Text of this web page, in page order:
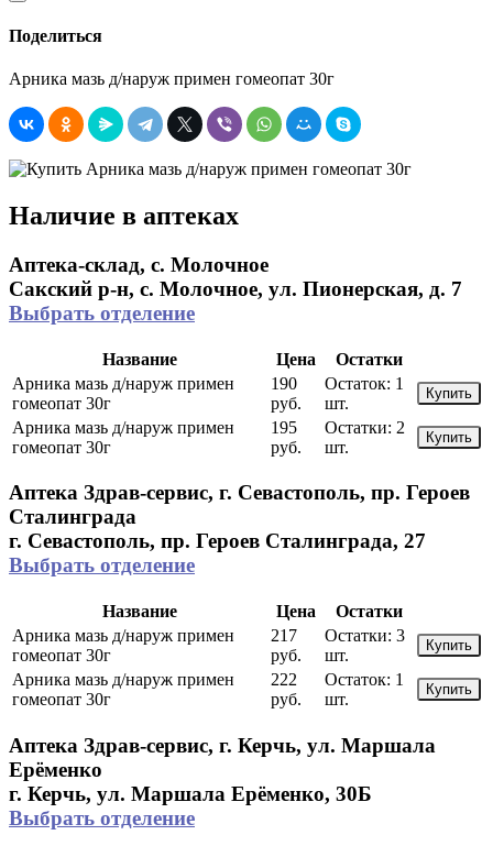
Поделиться
Арника мазь д/наруж примен гомеопат 30г
Наличие в аптеках
Аптека-склад, с. Молочное
Сакский р-н, с. Молочное, ул. Пионерская, д. 7
Выбрать отделение
Название Цена
Остатки
Арника мазь д/наруж примен
гомеопат 30г
190
руб.
Остаток: 1
шт.
Купить
Арника мазь д/наруж примен
гомеопат 30г
195
руб.
Остатки: 2
шт.
Купить
Аптека Здрав-сервис, г. Севастополь, пр. Героев
Сталинграда
г. Севастополь, пр. Героев Сталинграда, 27
Выбрать отделение
Название Цена
Остатки
Арника мазь д/наруж примен
гомеопат 30г
217
руб.
Остатки: 3
шт.
Купить
Арника мазь д/наруж примен
гомеопат 30г
222
руб.
Остаток: 1
шт.
Купить
Аптека Здрав-сервис, г. Керчь, ул. Маршала
Ерёменко
г. Керчь, ул. Маршала Ерёменко, 30Б
Выбрать отделение